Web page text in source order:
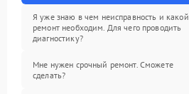
Я уже знаю в чем неисправность и какой
ремонт необходим. Для чего проводить
диагностику?
Мне нужен срочный ремонт. Сможете
сделать?